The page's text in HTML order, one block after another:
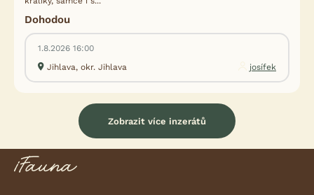
Dohodou
1.8.2026 16:00
Jihlava, okr. Jihlava
josífek
Zobrazit více inzerátů